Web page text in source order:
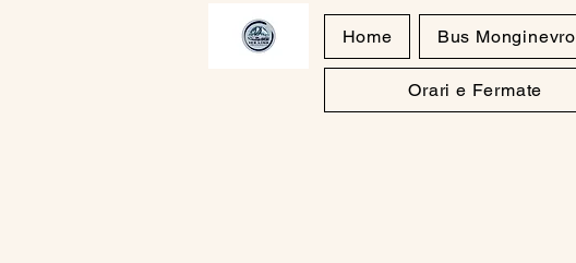
Home Bus Monginevro
Orari e Fermate